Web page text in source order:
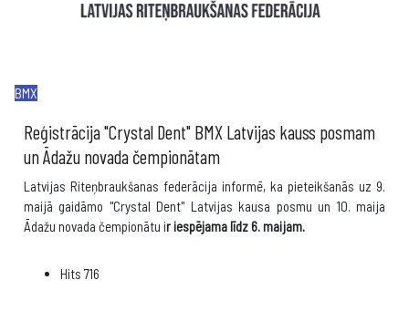
BMX
Reģistrācija "Crystal Dent" BMX Latvijas kauss posmam
un Ādažu novada čempionātam
Latvijas Riteņbraukšanas federācija informē, ka pieteikšanās uz 9.
maijā gaidāmo "Crystal Dent" Latvijas kausa posmu un 10. maija
Ādažu novada čempionātu ir iespējama līdz 6. maijam.
Hits 716